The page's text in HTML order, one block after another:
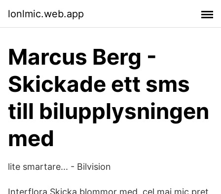
lonlmic.web.app
Marcus Berg -
Skickade ett sms
till bilupplysningen
med
lite smartare... - Bilvision
Interflora Skicka blommor med cel mai mic pret